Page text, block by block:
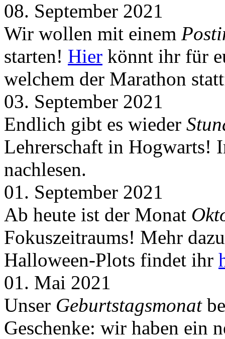
08. September 2021
Wir wollen mit einem
starten! Hier könnt ihr für
welchem der Marathon
03. September 2021
Endlich gibt es wieder
Lehrerschaft in Hogwarts!
nachlesen.
01. September 2021
Ab heute ist der Monat
Fokuszeitraums! Mehr
Halloween-Plots findet ihr
01. Mai 2021
Unser Geburtstagsmonat
Geschenke: wir haben ein